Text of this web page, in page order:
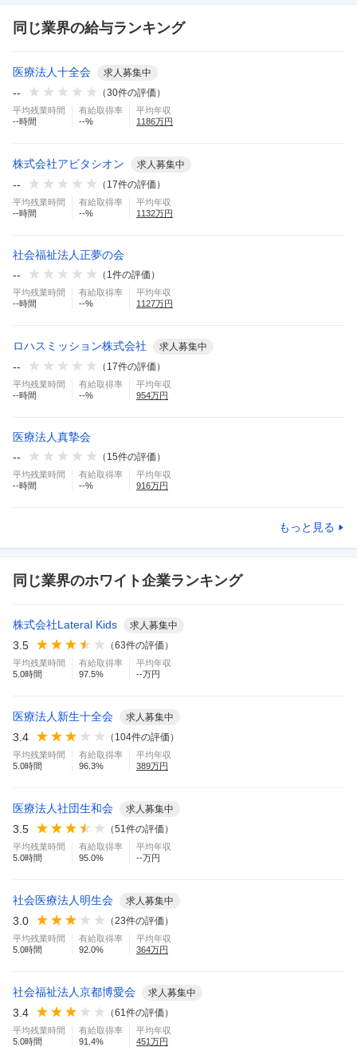
同じ業界の給与ランキング
医療法人十全会 求人募集中
-- （30件の評価）
平均残業時間
--時間
有給取得率
--%
平均年収
1186万円
株式会社アビタシオン 求人募集中
-- （ 17件の評価）
平均残業時間
--時間
有給取得率
--%
平均年収
1132万円
社会福祉法人正夢の会
--
（ 1 件の評価）
平均残業時間
--時間
有給取得率
--%
平均年収
1127万円
ロハスミッション株式会社 求人募集中
-- （ 17件の評価）
平均残業時間
--時間
有給取得率
--%
平均年収
954万円
医療法人真摯会
--
（ 15件の評価）
平均残業時間
--時間
有給取得率
--%
平均年収
916万円
もっと見る
同じ業界のホワイト企業ランキング
株式会社Lateral Kids 求人募集中
3.5 （63件の評価）
平均残業時間
5.0時間
有給取得率
97.5%
平均年収
--万円
医療法人新生十全会 求人募集中
3.4 （ 104件の評価）
平均残業時間
5.0時間
有給取得率
96.3%
平均年収
389万円
医療法人社団生和会 求人募集中
3.5 （51 件の評価）
平均残業時間
5.0時間
有給取得率
95.0%
平均年収
--万円
社会医療法人明生会 求人募集中
3.0 （23件の評価）
平均残業時間
5.0時間
有給取得率
92.0%
平均年収
364万円
社会福祉法人京都博愛会 求人募集中
3.4 （61 件の評価）
平均残業時間
5.0時間
有給取得率
91.4%
平均年収
451万円